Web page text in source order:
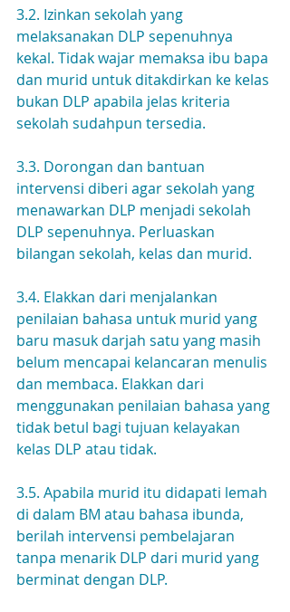
3.2. Izinkan sekolah yang
melaksanakan DLP sepenuhnya
kekal. Tidak wajar memaksa ibu bapa
dan murid untuk ditakdirkan ke kelas
bukan DLP apabila jelas kriteria
sekolah sudahpun tersedia.
3.3. Dorongan dan bantuan
intervensi diberi agar sekolah yang
menawarkan DLP menjadi sekolah
DLP sepenuhnya. Perluaskan
bilangan sekolah, kelas dan murid.
3.4. Elakkan dari menjalankan
penilaian bahasa untuk murid yang
baru masuk darjah satu yang masih
belum mencapai kelancaran menulis
dan membaca. Elakkan dari
menggunakan penilaian bahasa yang
tidak betul bagi tujuan kelayakan
kelas DLP atau tidak.
3.5. Apabila murid itu didapati lemah
di dalam BM atau bahasa ibunda,
berilah intervensi pembelajaran
tanpa menarik DLP dari murid yang
berminat dengan DLP.